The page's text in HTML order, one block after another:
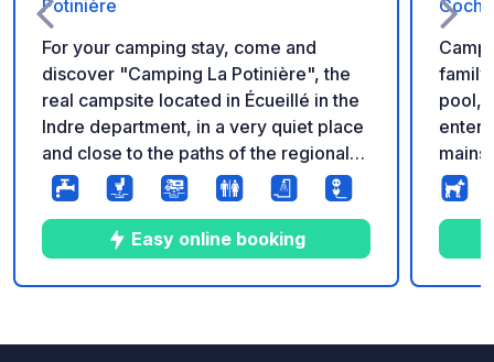
Potinière
For your camping stay, come and
discover "Camping La Potinière", the
real campsite located in Écueillé in the
Indre department, in a very quiet place
and close to the paths of the regional
natural park of the Brenne, the Beauval
zoo, the country of a thousand ponds
to visit the "garden of France", where
you will discover small typical villages
nearby, on the banks of the pond and
Easy online booking
family
pool,
Zoo